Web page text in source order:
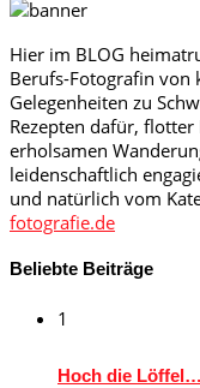
Hier im BLOG
Berufs-Fotografin von
Gelegenheiten zu
Rezepten dafür,
erholsamen
leidenschaftlich
und natürlich vom
fotografie.de
Beliebte Beiträge
1
Hoch die Löffel…